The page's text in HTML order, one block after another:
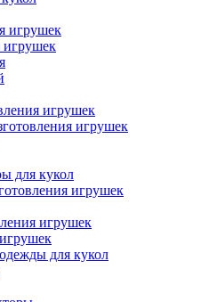
игрушек
игрушек
игрушек
игрушек
для кукол
игрушек
игрушек
для кукол